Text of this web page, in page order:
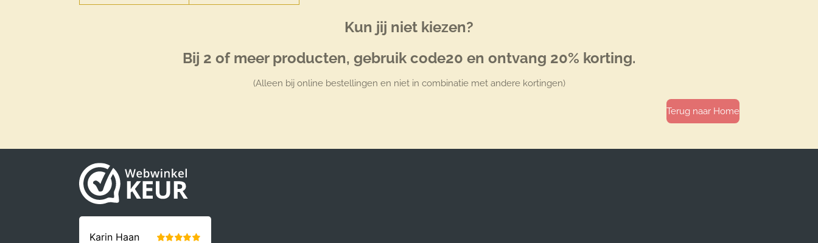
Kun jij niet kiezen?
Bij 2 of meer producten, gebruik code20 en ontvang 20% korting.
(Alleen bij online bestellingen en niet in combinatie met andere kortingen)
Terug naar Home